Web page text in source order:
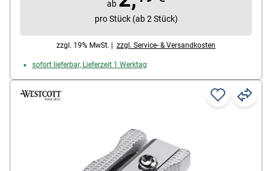
ab
pro Stück (ab 2 Stück)
zzgl. 19% MwSt. | zzgl. Service- & Versandkosten
sofort lieferbar, Lieferzeit 1 Werktag